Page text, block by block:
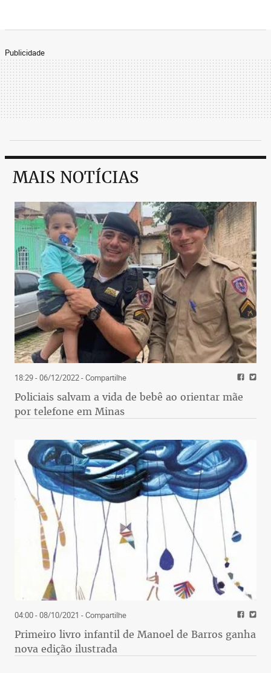
Publicidade
MAIS NOTÍCIAS
18:29 - 06/12/2022- Compartilhe
Policiais salvam a vida de bebê ao orientar mãe
por telefone em Minas
04:00 - 08/10/2021 - Compartilhe
Primeiro livro infantil de Manoel de Barros ganha
nova edição ilustrada